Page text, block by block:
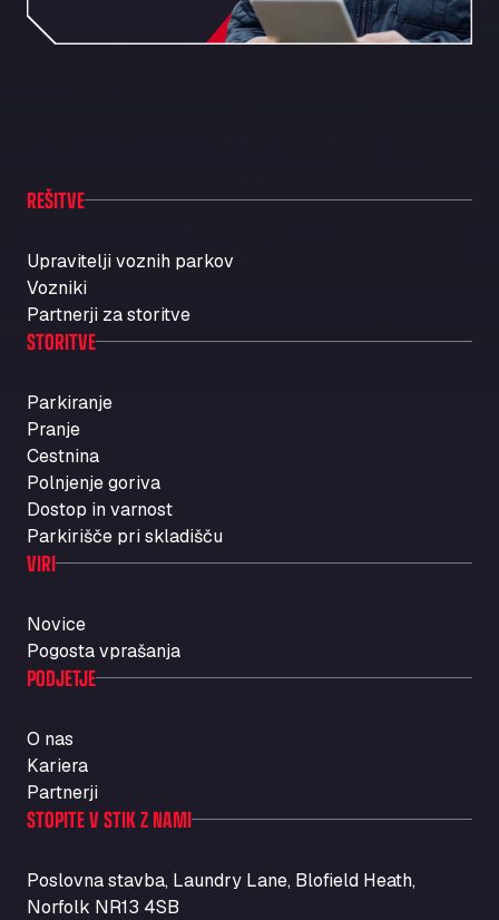
REŠITVE
Upravitelji voznih parkov
Vozniki
Partnerji za storitve
STORITVE
Parkiranje
Pranje
Cestnina
Polnjenje goriva
Dostop in varnost
Parkirišče pri skladišču
VIRI
Novice
Pogosta vprašanja
PODJETJE
O nas
Kariera
Partnerji
STOPITE V STIK Z NAMI
Poslovna stavba, Laundry Lane, Blofield Heath,
Norfolk NR13 4SB